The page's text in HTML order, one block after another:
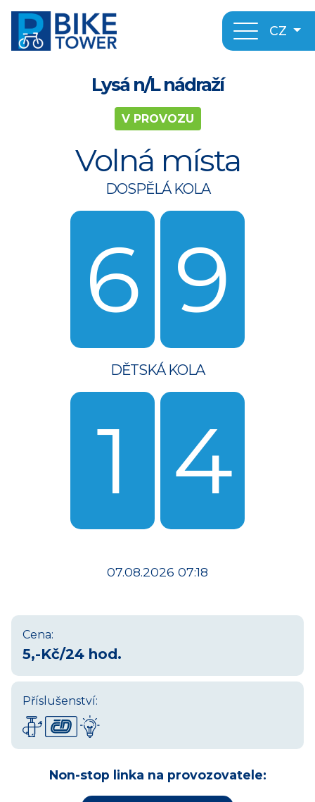
CZ
Lysá n/L nádraží
V PROVOZU
Volná místa
DOSPĚLÁ KOLA
6 9
DĚTSKÁ KOLA
1 4
07.08.2026 07:18
Cena:
5,-Kč/24 hod.
Příslušenství:
Non-stop linka na provozovatele: